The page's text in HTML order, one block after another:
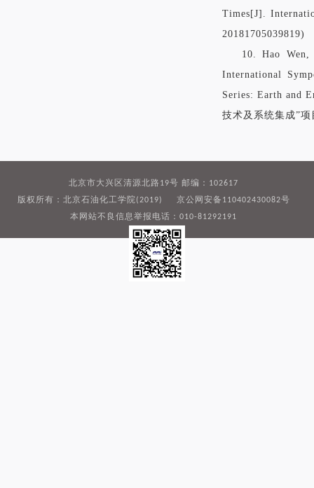
Times[J].
20181705039819)
10.
Hao
International
Series: Earth and
技术及系统集成”项
北京市大兴区清源北路19号 邮编：102617
版权所有：北京石油化工学院(2019) 京公网安备110402430082号
本网站不良信息举报电话：010-81292191